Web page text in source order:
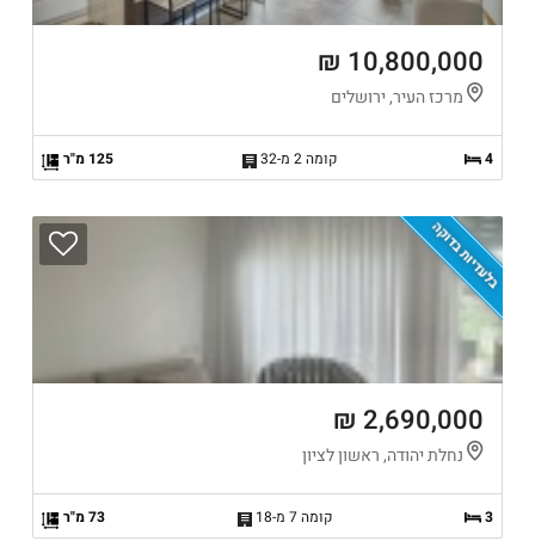
10,800,000 ₪
מרכז העיר, ירושלים
4 קומה 2 מ-32 125 מ"ר
בלעדיות בדוקה
2,690,000 ₪
נחלת יהודה, ראשון לציון
3 קומה 7 מ-18 73 מ"ר